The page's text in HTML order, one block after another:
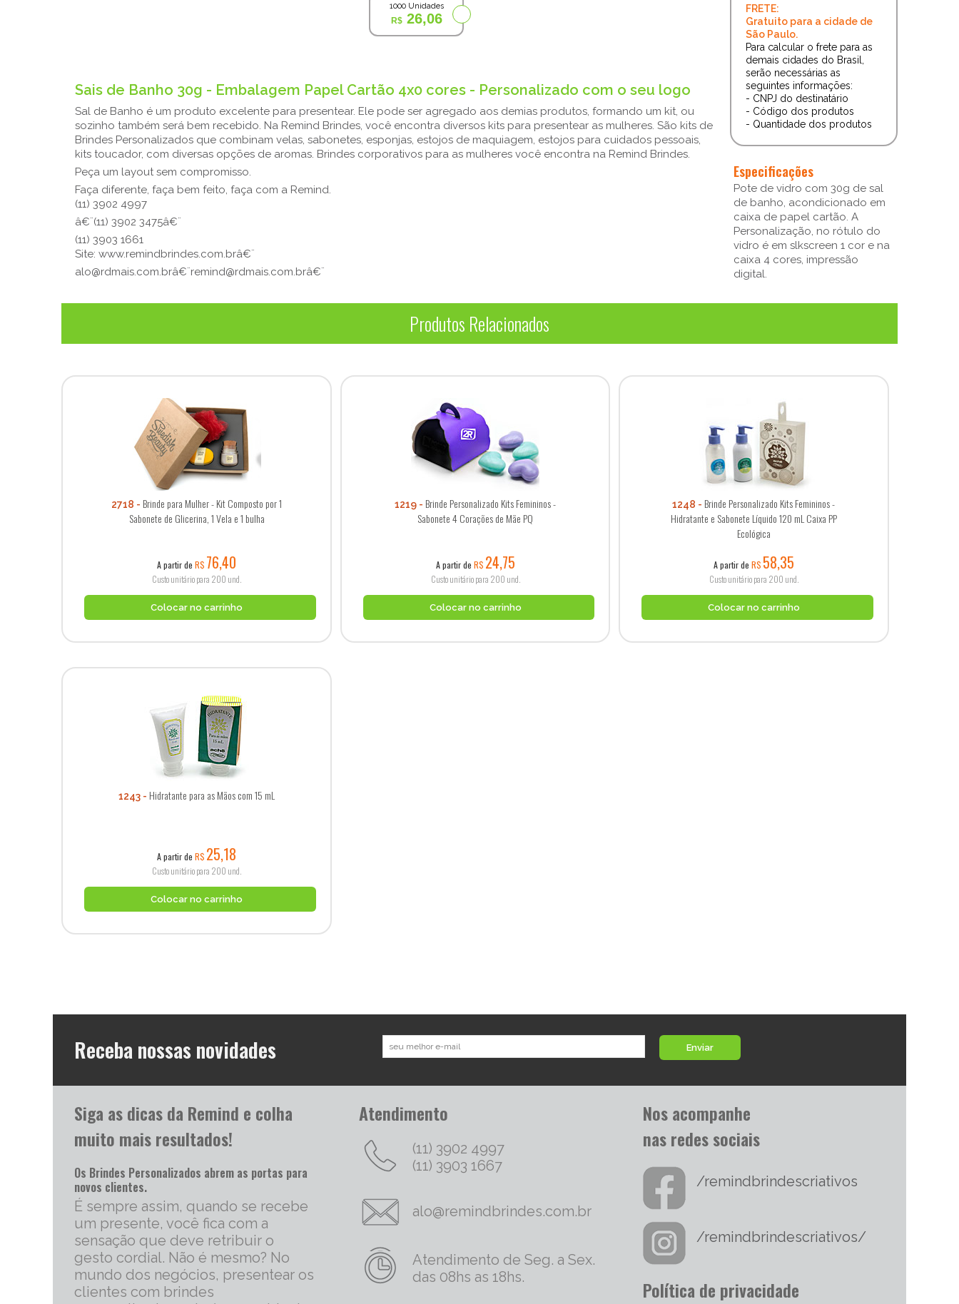
1000 Unidades
26,06
Sais de Banho 30g - Embalagem Papel Cartão 4x0 cores - Personalizado com o seu logo
Sal de Banho é um produto excelente para presentear. Ele pode ser agregado aos demias produtos, formando um kit, ou
sozinho também será bem recebido. Na Remind Brindes, você encontra diversos kits para presentear as mulheres. São kits de
Brindes Personalizados que combinam velas, sabonetes, esponjas, estojos de maquiagem, estojos para cuidados pessoais,
kits toucador, com diversas opções de aromas. Brindes corporativos para as mulheres você encontra na Remind Brindes.
Peça um layout sem compromisso.
Faça diferente, faça bem feito, faça com a Remind.
(11) 3902 4997
â€¨(11) 3902 3475â€¨
(11) 3903 1661
Site: www.remindbrindes.com.brâ€¨
alo@rdmais.com.brâ€¨remind@rdmais.com.brâ€¨
FRETE:
Gratuito para a cidade de
São Paulo.
Para calcular o frete para as
demais cidades do Brasil,
serão necessárias as
seguintes informações:
- CNPJ do destinatário
- Código dos produtos
- Quantidade dos produtos
Especificações
Pote de vidro com 30g de sal
de banho, acondicionado em
caixa de papel cartão. A
Personalização, no rótulo do
vidro é em slkscreen 1 cor e na
caixa 4 cores, impressão
digital.
Produtos Relacionados
2718
Brinde para Mulher - Kit Composto por 1
Sabonete de Glicerina, 1 Vela e 1 bulha
A partir deR$ 76,40
Custo unitário para 200 und.
Colocar no carrinho
1219
Brinde Personalizado Kits Femininos -
Sabonete 4 Corações de Mãe PQ
A partir de R$ 24,75
Custo unitário para 200 und.
Colocar no carrinho
1248
Brinde Personalizado Kits Femininos -
Hidratante e Sabonete Líquido 120 mL Caixa PP
Ecológica
A partir de R$ 58,35
Custo unitário para 200 und.
Colocar no carrinho
1243 Hidratante para as Mãos com 15 mL
A partir deR$ 25,18
Custo unitário para 200 und.
Colocar no carrinho
Receba nossas novidades Enviar
Siga as dicas da Remind e colha
muito mais resultados!
Os Brindes Personalizados abrem as portas para
novos clientes.
É sempre assim, quando se recebe
um presente, você fica com a
sensação que deve retribuir o
gesto cordial. Não é mesmo? No
mundo dos negócios, presentear os
clientes com brindes
Atendimento
(11) 3902 4997
(11) 3903 1667
alo@remindbrindes.com.br
Atendimento de Seg. a Sex.
das 08hs as 18hs.
Nos acompanhe
nas redes sociais
/remindbrindescriativos
/remindbrindescriativos/
Política de privacidade